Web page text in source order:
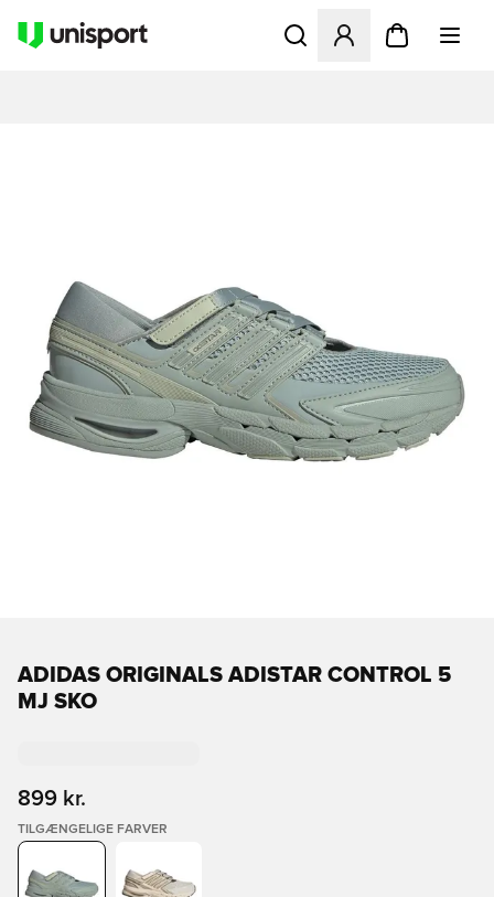
Åbner en Modal til at
ADIDAS ORIGINALS ADISTAR CONTROL 5
MJ SKO
899 kr.
TILGÆNGELIGE FARVER